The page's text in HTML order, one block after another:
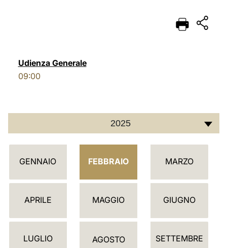
DEUTSCH
Udienza Generale
09:00
2025
C
L
D
GENNAIO FEBBRAIO MARZO
APRILE MAGGIO GIUGNO
LUGLIO AGOSTO SETTEMBRE